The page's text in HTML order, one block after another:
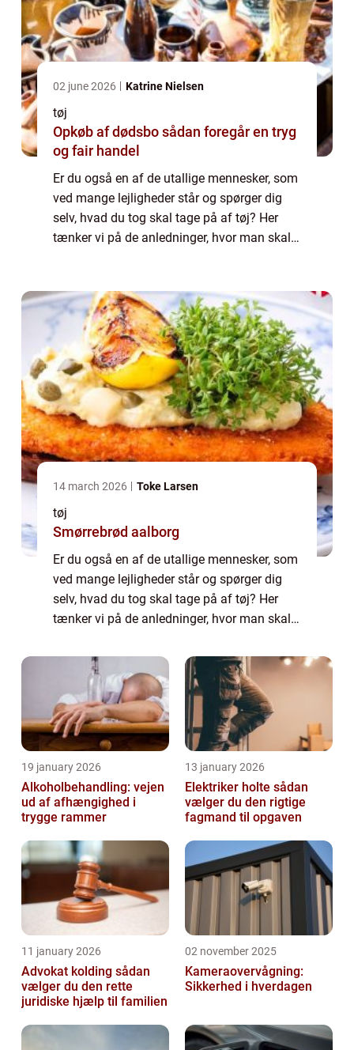
02 june 2026 Katrine Nielsen
tøj
Opkøb af dødsbo sådan foregår en tryg
og fair handel
Er du også en af de utallige mennesker, som
ved mange lejligheder står og spørger dig
selv, hvad du tog skal tage på af tøj? Her
tænker vi på de anledninger, hvor man skal
14 march 2026 Toke Larsen
tøj
Smørrebrød aalborg
Er du også en af de utallige mennesker, som
ved mange lejligheder står og spørger dig
selv, hvad du tog skal tage på af tøj? Her
tænker vi på de anledninger, hvor man skal
19 january 2026
Alkoholbehandling: vejen
ud af afhængighed i
trygge rammer
13 january 2026
Elektriker holte sådan
vælger du den rigtige
fagmand til opgaven
11 january 2026
Advokat kolding sådan
vælger du den rette
juridiske hjælp til familien
02 november 2025
Kameraovervågning:
Sikkerhed i hverdagen